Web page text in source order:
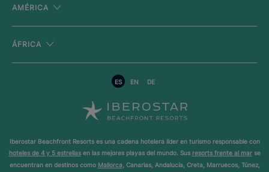
AMÉRICA
ÁFRICA
ES EN DE
Iberostar Beachfront Resorts es una cadena hotelera líder en turismo responsable con
hoteles de 4 y 5 estrellasen las mejores playas del mundo. Sus resorts frente al marse
encuentran en destinos como Mallorca, Canarias, Andalucía, Creta, Marruecos, Túnez,